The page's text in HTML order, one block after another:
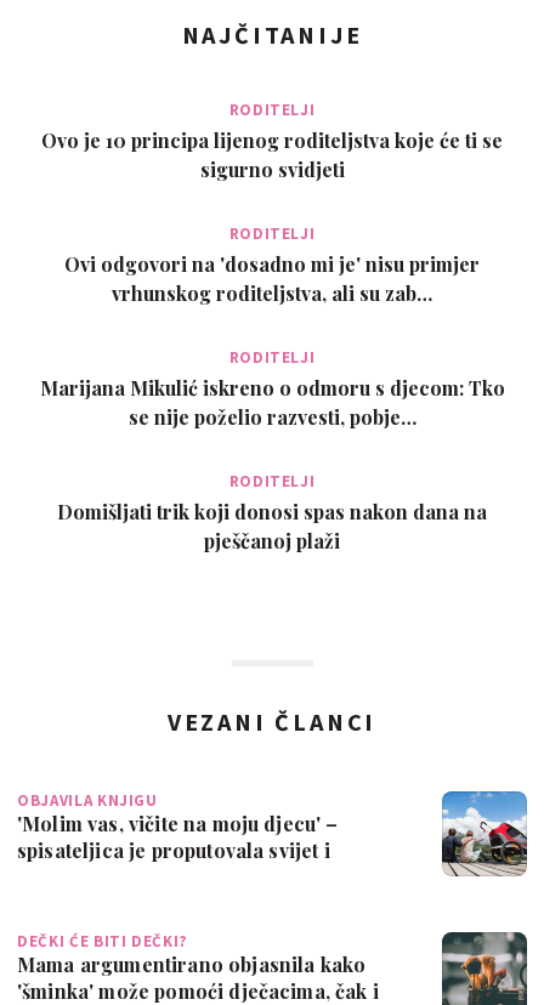
NAJČITANIJE
RODITELJI
Ovo je 10 principa lijenog roditeljstva koje će ti se
sigurno svidjeti
RODITELJI
Ovi odgovori na 'dosadno mi je' nisu primjer
vrhunskog roditeljstva, ali su zab…
RODITELJI
Marijana Mikulić iskreno o odmoru s djecom: Tko
se nije poželio razvesti, pobje…
RODITELJI
Domišljati trik koji donosi spas nakon dana na
pješčanoj plaži
VEZANI ČLANCI
OBJAVILA KNJIGU
'Molim vas, vičite na moju djecu' –
spisateljica je proputovala svijet i
DEČKI ĆE BITI DEČKI?
Mama argumentirano objasnila kako
'šminka' može pomoći dječacima, čak i